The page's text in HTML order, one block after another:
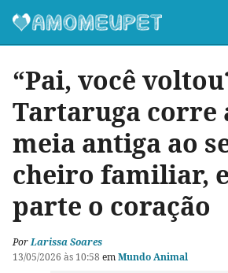
“Pai, você
Tartaruga corre
meia antiga ao
cheiro familiar,
parte o coração
PorLarissa Soares
13/05/2026 às 10:58 emMundo Animal